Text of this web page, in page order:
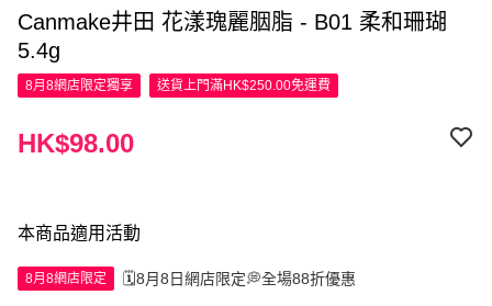
Canmake井田 花漾瑰麗胭脂 - B01 柔和珊瑚
5.4g
8月8網店限定獨享 送貨上門滿HK$250.00免運費
HK$98.00
本商品適用活動
8月8網店限定 🗓️8月8日網店限定💭全場88折優惠